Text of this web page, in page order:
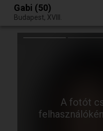
Egy jó randiból bármi lehet.
Gabi (50)
Budapest, XVIII.
A fotót